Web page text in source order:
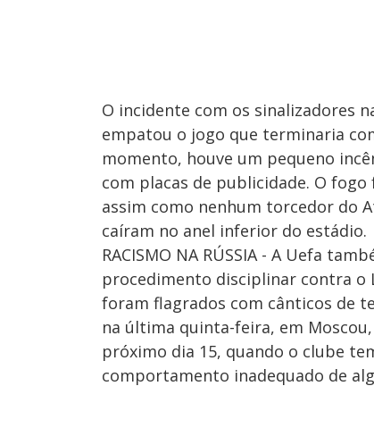
O incidente com os sinalizadores
empatou o jogo que terminaria
momento, houve um pequeno
com placas de publicidade. O
assim como nenhum torcedor do
caíram no anel inferior do estádio.
RACISMO NA RÚSSIA - A Uefa
procedimento disciplinar contra o
foram flagrados com cânticos de
na última quinta-feira, em
próximo dia 15, quando o clube
comportamento inadequado de